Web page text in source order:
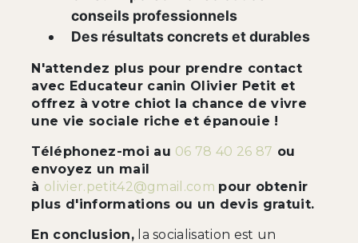
conseils professionnels
Des résultats concrets et durables
N'attendez plus pour prendre contact
avec Educateur canin Olivier Petit et
offrez à votre chiot la chance de vivre
une vie sociale riche et épanouie !
Téléphonez-moi au 06 78 40 26 87 ou
envoyez un mail
à olivier.petit42@gmail.com pour obtenir
plus d'informations ou un devis gratuit.
En conclusion,la socialisation est un